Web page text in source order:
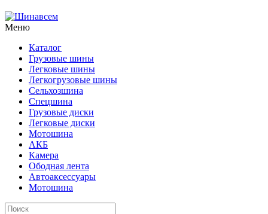
Меню
Каталог
Грузовые шины
Легковые шины
Легкогрузовые шины
Сельхозшина
Спецшина
Грузовые диски
Легковые диски
Мотошина
АКБ
Камера
Ободная лента
Автоаксессуары
Мотошина